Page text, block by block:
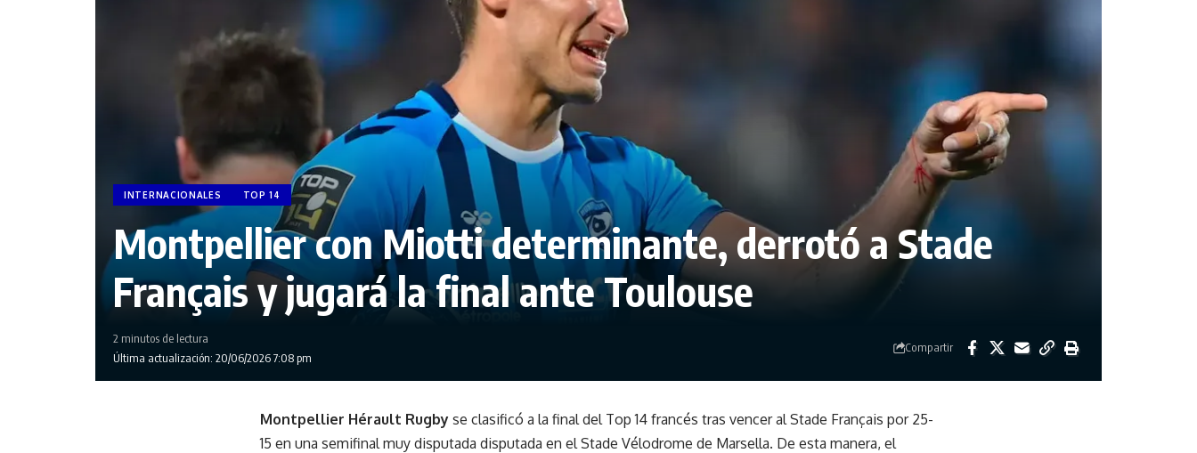
INTERNACIONALES TOP 14
Montpellier con Miotti determinante, derrotó a Stade
Français y jugará la final ante Toulouse
Última actualización: 20/06/2026 7:08 pm
2 minutos de lectura
Compartir
Montpellier Hérault Rugby se clasificó a la final del Top 14 francés tras vencer al Stade Français por 25-
15 en una semifinal muy disputada disputada en el Stade Vélodrome de Marsella. De esta manera, el